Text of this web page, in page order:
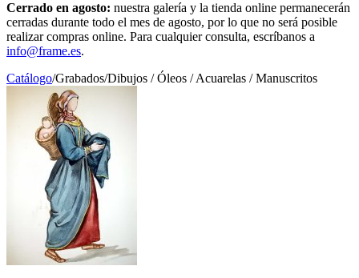
Cerrado en agosto: nuestra galería y la tienda online permanecerán
cerradas durante todo el mes de agosto, por lo que no será posible
realizar compras online. Para cualquier consulta, escríbanos a
info@frame.es.
Catálogo/Grabados/Dibujos / Óleos / Acuarelas / Manuscritos